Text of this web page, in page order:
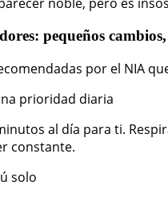
pequeños
por el NIA
prioridad diaria
al día para ti.
constante.
solo